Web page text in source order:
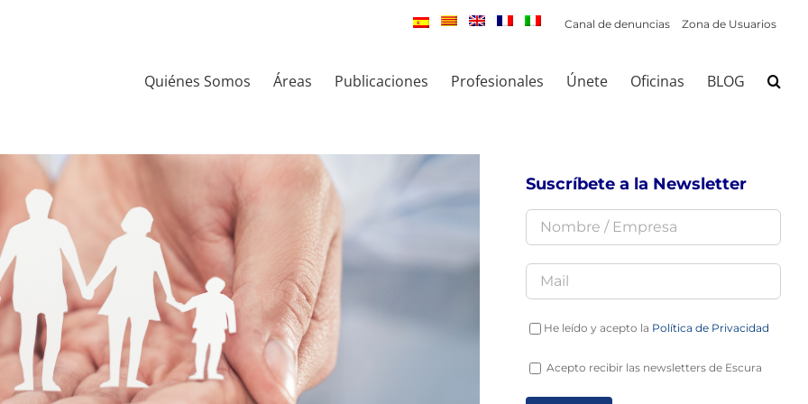
Canal de denuncias Zona de Usuarios
Quiénes Somos Áreas Publicaciones Profesionales Únete Oficinas BLOG
Suscríbete a la Newsletter
He leído y acepto la Política de Privacidad
Acepto recibir las newsletters de Escura